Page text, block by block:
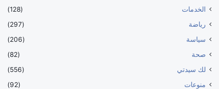
الخدمات
(128)
رياضة
(297)
سياسة
(206)
صحة
(82)
لك سيدتي
(556)
منوعات
(92)